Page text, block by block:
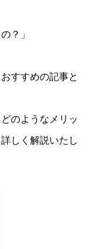
？」
すすめの記事と
のようなメリッ
しく解説いたし